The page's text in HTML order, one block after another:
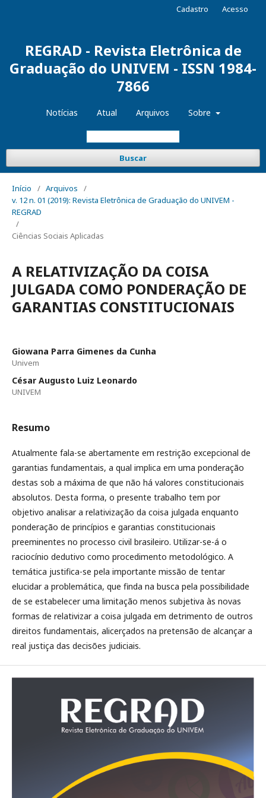
REGRAD - Revista Eletrônica de
Graduação do UNIVEM - ISSN 1984-
7866
Notícias Atual Arquivos Sobre
Buscar
Cadastro Acesso
Início / Arquivos
/
v. 12 n. 01 (2019): Revista Eletrônica de Graduação do UNIVEM -
REGRAD
/
Ciências Sociais Aplicadas
A RELATIVIZAÇÃO DA COISA
JULGADA COMO PONDERAÇÃO DE
GARANTIAS CONSTITUCIONAIS
Giowana Parra Gimenes da Cunha
Univem
César Augusto Luiz Leonardo
UNIVEM
Resumo
Atualmente fala-se abertamente em restrição excepcional de
garantias fundamentais, a qual implica em uma ponderação
destas sob a máxima de que não há valores constitucionais
absolutos. Desta forma, o presente trabalho tem por
objetivo analisar a relativização da coisa julgada enquanto
ponderação de princípios e garantias constitucionais
preeminentes no processo civil brasileiro. Utilizar-se-á o
raciocínio dedutivo como procedimento metodológico. A
temática justifica-se pela importante missão de tentar
elucidar a problemática, que finda na busca pela possibilidade
de se estabelecer uma limitação menos subjetiva às novas
formas de relativizar a coisa julgada em detrimento de outros
direitos fundamentais, alicerçados na pretensão de alcançar a
real justiça das decisões judiciais.